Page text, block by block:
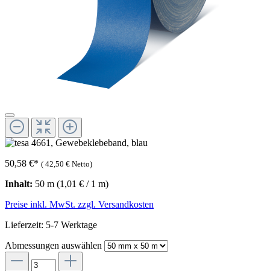
50,58 €* ( 42,50 € Netto)
Inhalt: 50 m (1,01 € / 1 m)
Preise inkl. MwSt. zzgl. Versandkosten
Lieferzeit: 5-7 Werktage
Abmessungen auswählen